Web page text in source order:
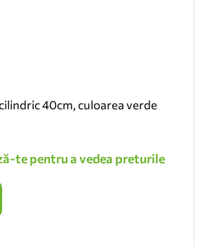
40cm, culoarea verde
te pentru a vedea preturile